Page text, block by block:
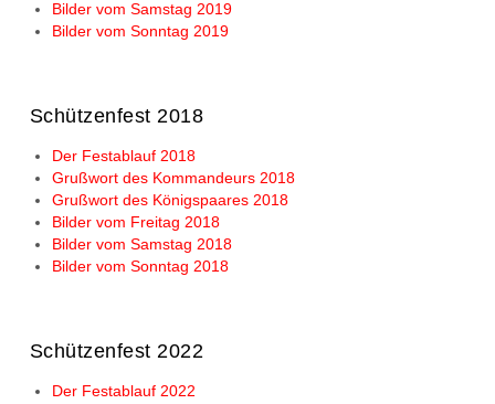
Bilder vom Samstag 2019
Bilder vom Sonntag 2019
Schützenfest 2018
Der Festablauf 2018
Grußwort des Kommandeurs 2018
Grußwort des Königspaares 2018
Bilder vom Freitag 2018
Bilder vom Samstag 2018
Bilder vom Sonntag 2018
Schützenfest 2022
Der Festablauf 2022